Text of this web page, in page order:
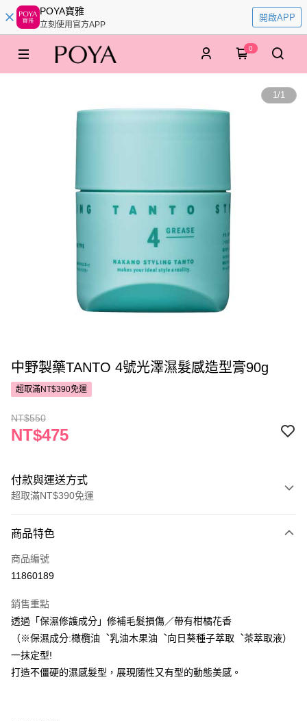
POYA寶雅
立刻使用官方APP
開啟APP
0
1/1
中野製藥TANTO 4號光澤濕髮感造型膏90g
超取滿NT$390免運
NT$550
NT$475
付款與運送方式
超取滿NT$390免運
POYA支付
信用卡一次付款
LINE Pay
Apple Pay
街口支付
商品特色
商品編號
11860189
銷售重點
透過「保濕修護成分」修補毛髮損傷／帶有柑橘花香
（※保濕成分:橄欖油︑乳油木果油︑向日葵種子萃取︑茶萃取液）
一抹定型!
打造不僵硬的濕感髮型，展現隨性又有型的動態美感。